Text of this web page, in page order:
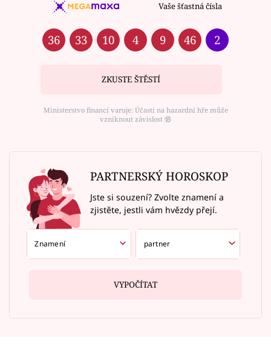
Vaše šťastná čísla
36 33 10 4 9 46 2
ZKUSTE ŠTĚSTÍ
Ministerstvo financí varuje: Účastí na hazardní hře může
vzniknout závislost ⑱
PARTNERSKÝ HOROSKOP
Jste si souzení? Zvolte znamení a
zjistěte, jestli vám hvězdy přejí.
VYPOČÍTAT